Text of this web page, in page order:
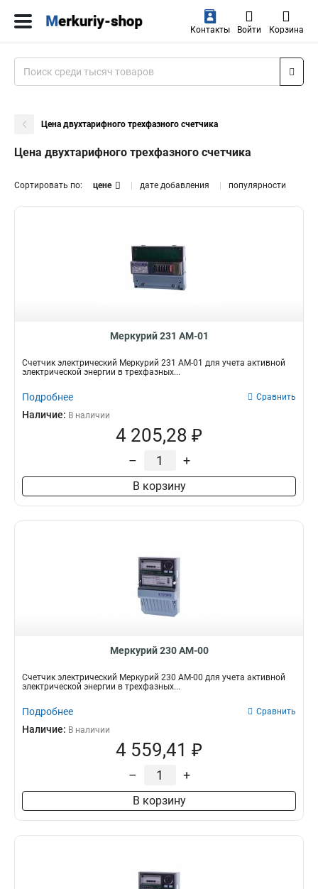
Контакты Войти Корзина
Цена двухтарифного трехфазного счетчика
Цена двухтарифного трехфазного счетчика
Сортировать по: цене дате добавления популярности
Меркурий 231 АМ-01
Счетчик электрический Меркурий 231 АМ-01 для учета активной
электрической энергии в трехфазных...
Подробнее Сравнить
Наличие: В наличии
4 205,28 ₽
– +
В корзину
Меркурий 230 АМ-00
Счетчик электрический Меркурий 230 АМ-00 для учета активной
электрической энергии в трехфазных...
Подробнее Сравнить
Наличие: В наличии
4 559,41 ₽
– +
В корзину